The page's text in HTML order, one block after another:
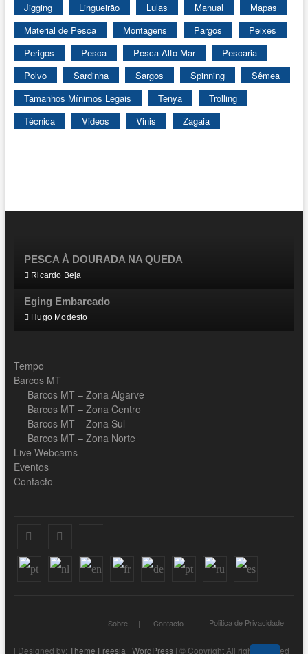
Jigging
Lingueirão Lulas Manual
Mapas
Material de Pesca
Montagens Pargos
Peixes
Perigos
Pesca Pesca Alto Mar
Pescaria
Polvo
Sardinha Sargos Spinning
Sêmea
Tamanhos Mínimos Legais
Tenya
Trolling
Técnica
Videos Vinis Zagaia
PESCA À DOURADA NA QUEDA
Ricardo Beja
Eging Embarcado
Hugo Modesto
Tempo
Barcos MT
Barcos MT – Zona Algarve
Barcos MT – Zona Centro
Barcos MT – Zona Sul
Barcos MT – Zona Norte
Live Webcams
Eventos
Contacto
Facebook
Sobre Contacto Politica de Privacidade
| Designed by: Theme Freesia| WordPress| © Copyright All right reserved